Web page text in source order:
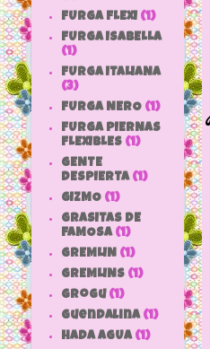
FURGA FLEXI (1)
FURGA ISABELLA
(1)
FURGA ITALIANA
(3)
FURGA NERO (1)
FURGA PIERNAS
FLEXIBLES (1)
GENTE
DESPIERTA (1)
GIZMO (1)
GRASITAS DE
FAMOSA (1)
GREMLIN (1)
GREMLINS (1)
grogu (1)
Guendalina (1)
HADA AGUA (1)